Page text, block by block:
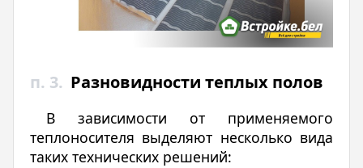
п. 3. Разновидности теплых полов
В зависимости от применяемого
теплоносителя выделяют несколько вида
таких технических решений: